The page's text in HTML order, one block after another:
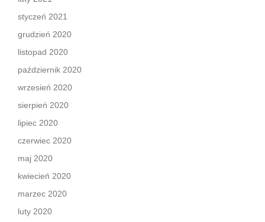
styczeń 2021
grudzień 2020
listopad 2020
październik 2020
wrzesień 2020
sierpień 2020
lipiec 2020
czerwiec 2020
maj 2020
kwiecień 2020
marzec 2020
luty 2020